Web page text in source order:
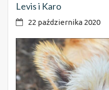
Levis i Karo
22 października 2020